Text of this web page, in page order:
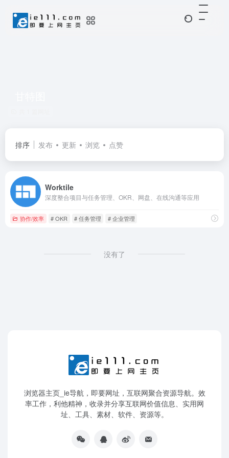
排序 发布 更新 浏览 点赞
Worktile
深度整合项目与任务管理、OKR、网盘、在线沟通等应用
协作/效率 # OKR # 任务管理 # 企业管理
没有了
浏览器主页_ie导航，即要网址，互联网聚合资源导航。效
率工作，利他精神，收录并分享互联网价值信息、实用网
址、工具、素材、软件、资源等。